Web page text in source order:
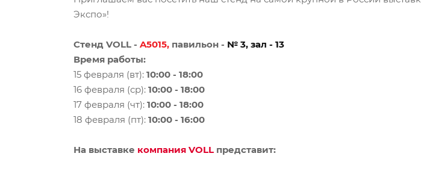
Экспо»!
Стенд VOLL - A5015, павильон - № 3, зал - 13
Время работы:
15 февраля (вт): 10:00 - 18:00
16 февраля (ср): 10:00 - 18:00
17 февраля (чт): 10:00 - 18:00
18 февраля (пт): 10:00 - 16:00
На выставке компания VOLL представит: